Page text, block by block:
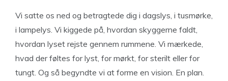
Vi satte os ned og betragtede dig i dagslys, i tusmørke,
i lampelys. Vi kiggede på, hvordan skyggerne faldt,
hvordan lyset rejste gennem rummene. Vi mærkede,
hvad der føltes for lyst, for mørkt, for sterilt eller for
tungt. Og så begyndte vi at forme en vision. En plan.